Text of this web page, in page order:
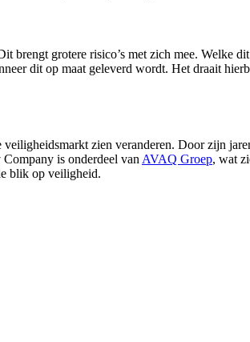
grotere risico’s met zich mee. Welke
dit op maat geleverd wordt. Het draait
zien veranderen. Door zijn
is onderdeel van AVAQ Groep, wat
blik op veiligheid.